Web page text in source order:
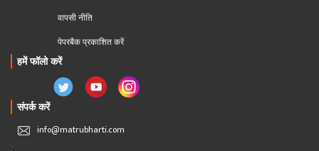
वापसी नीति
पेपरबैक प्रकाशित करें
हमें फॉलो करें
संपर्क करें
info@matrubharti.com